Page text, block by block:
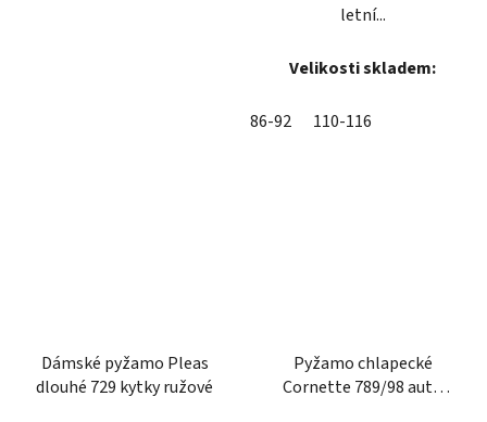
letní...
Velikosti skladem:
86-92 110-116
Dámské pyžamo Pleas
dlouhé 729 kytky ružové
Pyžamo chlapecké
Cornette 789/98 auto